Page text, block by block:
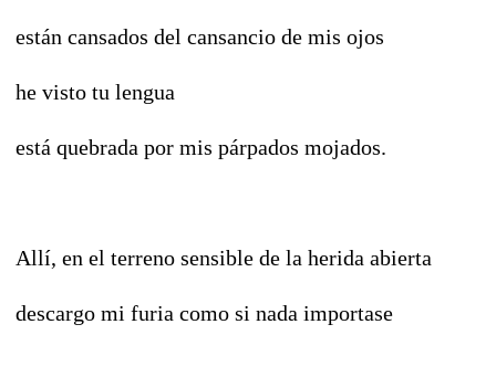
están cansados del cansancio de mis ojos
he visto tu lengua
está quebrada por mis párpados mojados.
Allí, en el terreno sensible de la herida abierta
descargo mi furia como si nada importase